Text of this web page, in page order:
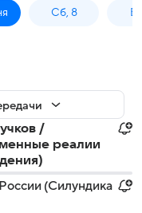
Сб, 8
/
реалии
(Силундика